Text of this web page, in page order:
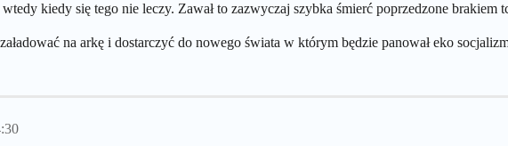
kiedy się tego nie leczy. Zawał to zazwyczaj szybka śmierć poprzedzone
na arkę i dostarczyć do nowego świata w którym będzie panował eko